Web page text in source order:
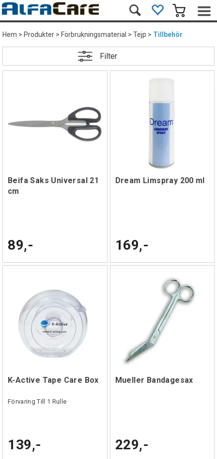
Hem>Produkter>Förbrukningsmaterial >Tejp>Tillbehör
Filter
Beifa Saks Universal 21
cm
89,-
Dream Limspray 200 ml
169,-
K-Active Tape Care Box
Förvaring Till 1 Rulle
139,-
Mueller Bandagesax
229,-